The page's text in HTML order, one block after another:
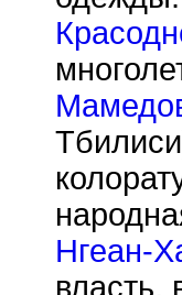
Нгеан-
власть,